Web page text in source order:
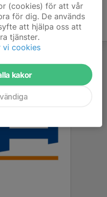
(cookies) för att vår
för dig. De används
att hjälpa oss att
tjänster.
vi cookies
kakor